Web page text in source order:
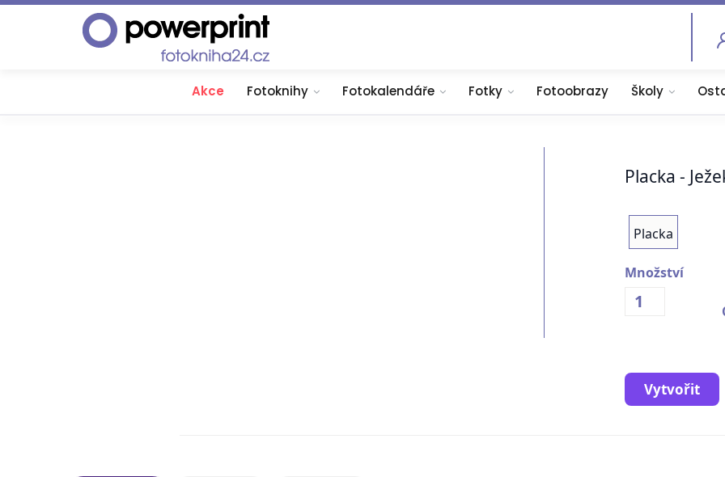
Akce Fotoknihy Fotokalendáře Fotky Fotoobrazy Školy
Placka -
Placka
Množství
Vytvořit